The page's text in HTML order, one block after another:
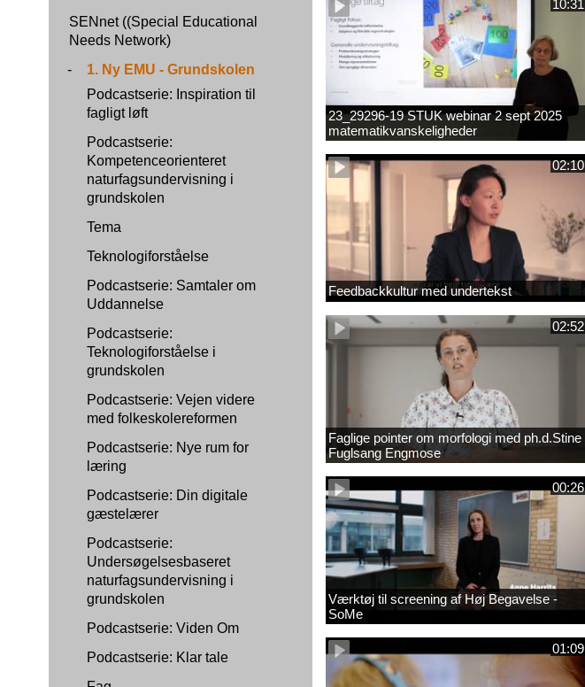
SENnet ((Special Educational
Needs Network)
-
1. Ny EMU - Grundskolen
Podcastserie: Inspiration til
fagligt løft
Podcastserie:
Kompetenceorienteret
naturfagsundervisning i
grundskolen
Tema
Teknologiforståelse
Podcastserie: Samtaler om
Uddannelse
Podcastserie:
Teknologiforståelse i
grundskolen
Podcastserie: Vejen videre
med folkeskolereformen
Podcastserie: Nye rum for
læring
Podcastserie: Din digitale
gæstelærer
Podcastserie:
Undersøgelsesbaseret
naturfagsundervisning i
grundskolen
Podcastserie: Viden Om
Podcastserie: Klar tale
10:31
23_29296-19 STUK webinar 2 sept 2025
matematikvanskeligheder
1889337_1_1.MP4
02:10
Feedbackkultur med undertekst
02:52
Faglige pointer om morfologi med ph.d.Stine
Fuglsang Engmose
00:26
Værktøj til screening af Høj Begavelse -
SoMe
01:09